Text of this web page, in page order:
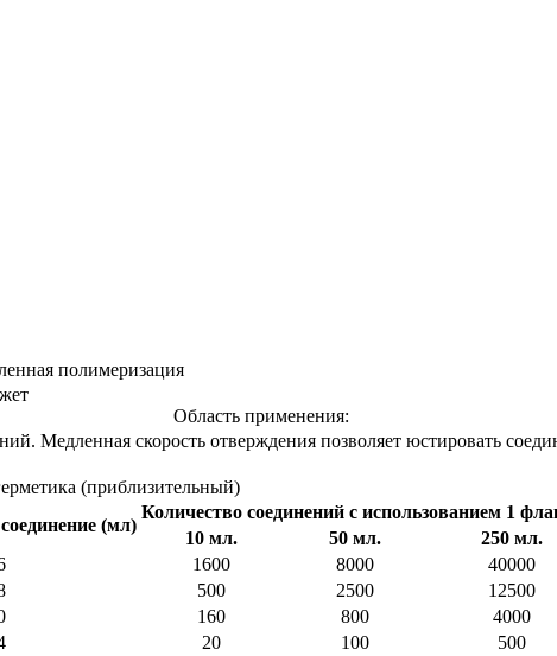
полимеризация
Область применения:
Медленная скорость отверждения позволяет юстировать
(приблизительный)
(мл)
Количество соединений с использованием 1
10 мл.
50 мл.
250 мл.
1600 8000
40000
500 2500
12500
160 800
4000
20 100
500